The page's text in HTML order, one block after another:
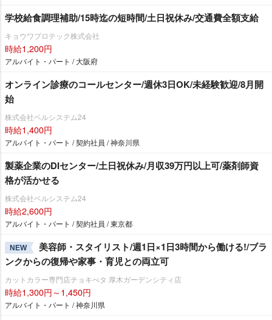
学校給食調理補助/15時迄の短時間/土日祝休み/交通費全額支給
キョウワプロテック株式会社
時給1,200円
アルバイト・パート / 大阪府
オンライン診療のコールセンター/週休3日OK/未経験歓迎/8月開
始
株式会社ベルシステム24
時給1,400円
アルバイト・パート / 契約社員 / 神奈川県
製薬企業のDIセンター/土日祝休み/月収39万円以上可/薬剤師資
格が活かせる
株式会社ベルシステム24
時給2,600円
アルバイト・パート / 契約社員 / 東京都
NEW
美容師・スタイリスト/週1日×1日3時間から働ける!/ブラ
ンクからの復帰や家事・育児との両立可
カットカラー専門店チョキぺタ 厚木ガーデンシティ店
時給1,300円～1,450円
アルバイト・パート / 神奈川県